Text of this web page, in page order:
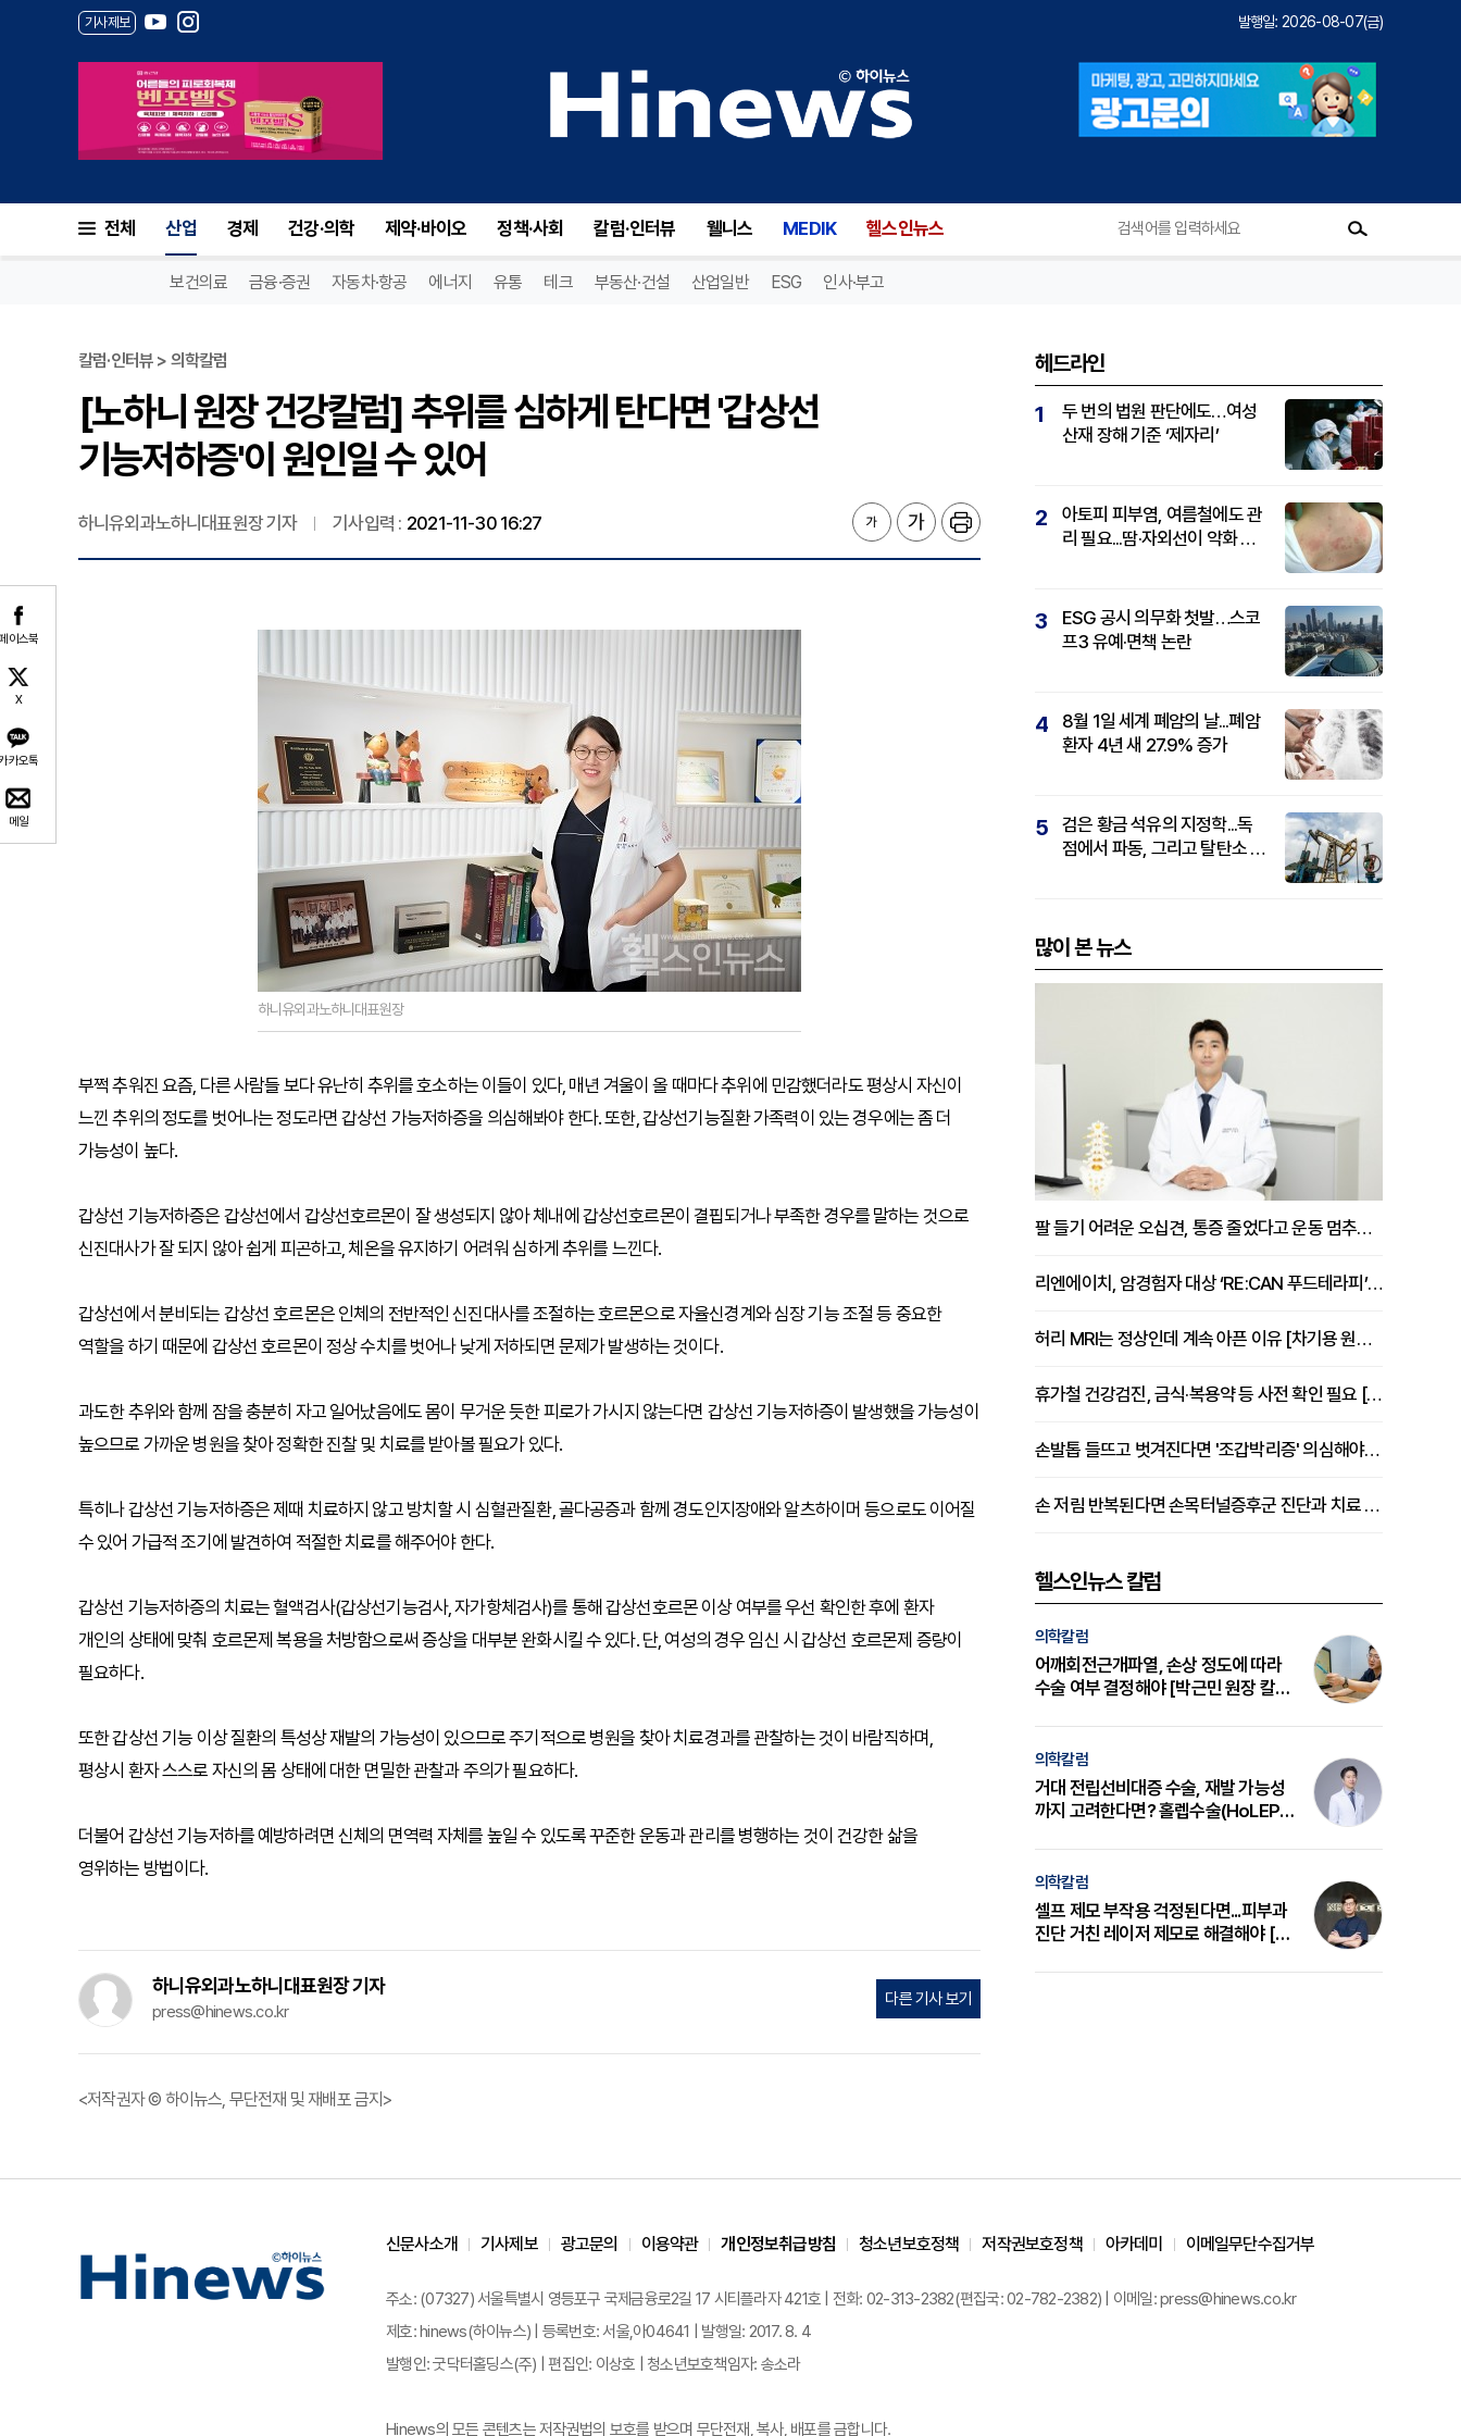
기사제보 발행일: 2026-08-07(금)
전체 산업 경제 건강·의학 제약·바이오 정책·사회 칼럼·인터뷰 웰니스 MEDIK 헬스인뉴스
보건의료 금융·증권 자동차·항공 에너지 유통 테크 부동산·건설 산업일반 ESG 인사·부고
이스북
X
카오톡
메일
칼럼·인터뷰 > 의학칼럼
[노하니 원장 건강칼럼] 추위를 심하게 탄다면 '갑상선
기능저하증'이 원인일 수 있어
하니유외과노하니대표원장 기자 기사입력 : 2021-11-30 16:27
하니유외과노하니대표원장
부쩍 추워진 요즘, 다른 사람들 보다 유난히 추위를 호소하는 이들이 있다, 매년 겨울이 올 때마다 추위에 민감했더라도 평상시 자신이
느낀 추위의 정도를 벗어나는 정도라면 갑상선 가능저하증을 의심해봐야 한다. 또한, 갑상선기능질환 가족력이 있는 경우에는 좀 더
가능성이 높다.
갑상선 기능저하증은 갑상선에서 갑상선호르몬이 잘 생성되지 않아 체내에 갑상선호르몬이 결핍되거나 부족한 경우를 말하는 것으로
신진대사가 잘 되지 않아 쉽게 피곤하고, 체온을 유지하기 어려워 심하게 추위를 느낀다.
갑상선에서 분비되는 갑상선 호르몬은 인체의 전반적인 신진대사를 조절하는 호르몬으로 자율신경계와 심장 기능 조절 등 중요한
역할을 하기 때문에 갑상선 호르몬이 정상 수치를 벗어나 낮게 저하되면 문제가 발생하는 것이다.
과도한 추위와 함께 잠을 충분히 자고 일어났음에도 몸이 무거운 듯한 피로가 가시지 않는다면 갑상선 기능저하증이 발생했을 가능성이
높으므로 가까운 병원을 찾아 정확한 진찰 및 치료를 받아볼 필요가 있다.
특히나 갑상선 기능저하증은 제때 치료하지 않고 방치할 시 심혈관질환, 골다공증과 함께 경도인지장애와 알츠하이머 등으로도 이어질
수 있어 가급적 조기에 발견하여 적절한 치료를 해주어야 한다.
갑상선 기능저하증의 치료는 혈액검사(갑상선기능검사, 자가항체검사)를 통해 갑상선호르몬 이상 여부를 우선 확인한 후에 환자
개인의 상태에 맞춰 호르몬제 복용을 처방함으로써 증상을 대부분 완화시킬 수 있다. 단, 여성의 경우 임신 시 갑상선 호르몬제 증량이
필요하다.
또한 갑상선 기능 이상 질환의 특성상 재발의 가능성이 있으므로 주기적으로 병원을 찾아 치료경과를 관찰하는 것이 바람직하며,
평상시 환자 스스로 자신의 몸 상태에 대한 면밀한 관찰과 주의가 필요하다.
더불어 갑상선 기능저하를 예방하려면 신체의 면역력 자체를 높일 수 있도록 꾸준한 운동과 관리를 병행하는 것이 건강한 삶을
영위하는 방법이다.
하니유외과노하니대표원장 기자
press@hinews.co.kr
다른 기사 보기
<저작권자 © 하이뉴스, 무단전재 및 재배포 금지>
헤드라인
1
두 번의 법원 판단에도…여성
산재 장해 기준 ‘제자리’
2
아토피 피부염, 여름철에도 관
리 필요...땀·자외선이 악화 요
3
ESG 공시 의무화 첫발…스코
프3 유예·면책 논란
4
8월 1일 세계 폐암의 날...폐암
환자 4년 새 27.9% 증가
5
검은 황금 석유의 지정학...독
점에서 파동, 그리고 탈탄소 패
많이 본 뉴스
팔 들기 어려운 오십견, 통증 줄었다고 운동 멈추면 안 되는 이유 [이병욱 원장 칼럼]
리엔에이치, 암경험자 대상 ‘RE:CAN 푸드테라피’ 운영
허리 MRI는 정상인데 계속 아픈 이유 [차기용 원장 칼럼]
휴가철 건강검진, 금식·복용약 등 사전 확인 필요 [정도감 원장 칼럼]
손발톱 들뜨고 벗겨진다면 '조갑박리증' 의심해야 [김철윤 원장 칼럼]
손 저림 반복된다면 손목터널증후군 진단과 치료 시기 살펴야 [김동현 원장 칼럼]
헬스인뉴스 칼럼
의학칼럼
어깨회전근개파열, 손상 정도에 따라
수술 여부 결정해야 [박근민 원장 칼
의학칼럼
거대 전립선비대증 수술, 재발 가능성
까지 고려한다면? 홀렙수술(HoLEP)
의학칼럼
셀프 제모 부작용 걱정된다면...피부과
진단 거친 레이저 제모로 해결해야 [변
신문사소개 기사제보 광고문의 이용약관 개인정보취급방침 청소년보호정책 저작권보호정책 아카데미 이메일무단수집거부
주소: (07327) 서울특별시 영등포구 국제금융로2길 17 시티플라자 421호 | 전화: 02-313-2382(편집국: 02-782-2382) | 이메일: press@hinews.co.kr
제호: hinews(하이뉴스) | 등록번호: 서울,아04641 | 발행일: 2017. 8. 4
발행인: 굿닥터홀딩스(주) | 편집인: 이상호 | 청소년보호책임자: 송소라
Hinews의 모든 콘텐츠는 저작권법의 보호를 받으며 무단전재, 복사, 배포를 금합니다.